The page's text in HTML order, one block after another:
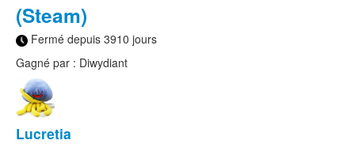
(Steam)
Fermé depuis 3910 jours
Gagné par : Diwydiant
Lucretia